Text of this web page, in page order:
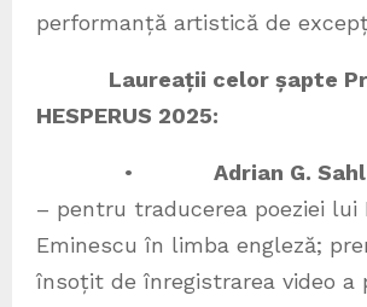
performanță artistică de
Laureații celor șapte
HESPERUS 2025:
• Adrian G.
– pentru traducerea poeziei lui
Eminescu în limba engleză;
însoțit de înregistrarea video a